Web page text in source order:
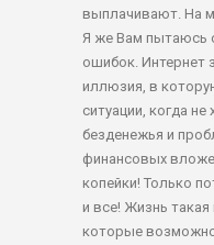
выплачивают. На
Я же Вам пытаюсь
ошибок. Интернет
иллюзия, в
ситуации, когда
безденежья и
финансовых
копейки! Только
и все! Жизнь
которые